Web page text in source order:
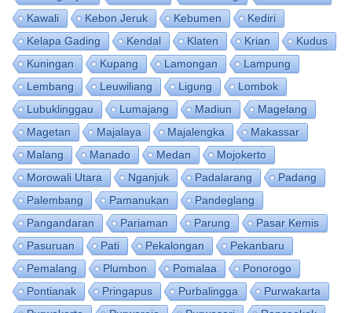
Kawali
Kebon Jeruk Kebumen
Kediri
Kelapa Gading
Kendal Klaten Krian
Kudus
Kuningan
Kupang Lamongan
Lampung
Lembang
Leuwiliang Ligung
Lombok
Lubuklinggau
Lumajang Madiun
Magelang
Magetan
Majalaya Majalengka
Makassar
Malang
Manado Medan
Mojokerto
Morowali Utara
Nganjuk Padalarang
Padang
Palembang
Pamanukan
Pandeglang
Pangandaran
Pariaman Parung
Pasar Kemis
Pasuruan
Pati Pekalongan
Pekanbaru
Pemalang
Plumbon Pomalaa
Ponorogo
Pontianak
Pringapus Purbalingga
Purwakarta